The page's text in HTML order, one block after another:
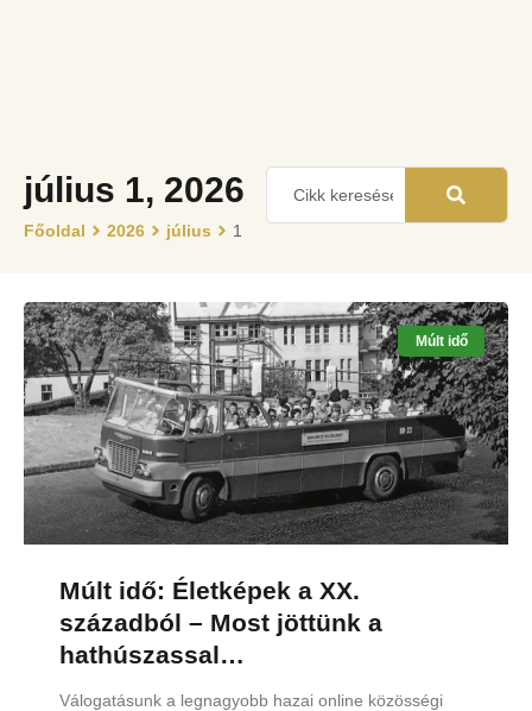
július 1, 2026
Főoldal 2026 július 1
Múlt idő
Múlt idő: Életképek a XX.
századból – Most jöttünk a
hathúszassal…
Válogatásunk a legnagyobb hazai online közösségi